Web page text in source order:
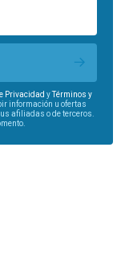
Privacidad yTérminos y
información u ofertas
afiliadas o de terceros.